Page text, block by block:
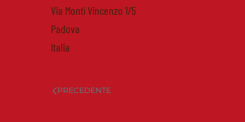
Via Monti Vincenzo 1/5
Padova
Italia
PRECEDENTE